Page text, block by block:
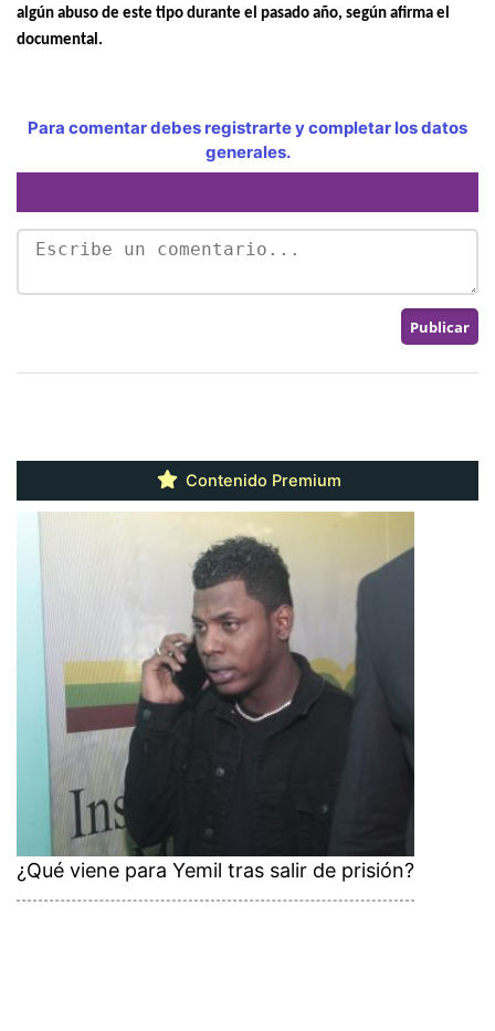
algún abuso de este tipo durante el pasado año, según afirma el
documental.
Para comentar debes registrarte y completar los datos
generales.
Contenido Premium
¿Qué viene para Yemil tras salir de prisión?